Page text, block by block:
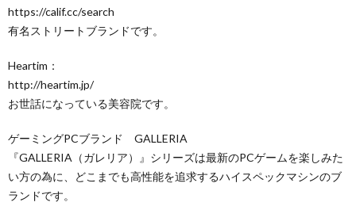
https://calif.cc/search​
有名ストリートブランドです。
Heartim：
http://heartim.jp/​
お世話になっている美容院です。
ゲーミングPCブランド GALLERIA
『GALLERIA（ガレリア）』シリーズは最新のPCゲームを楽しみた
い方の為に、どこまでも高性能を追求するハイスペックマシンのブ
ランドです。